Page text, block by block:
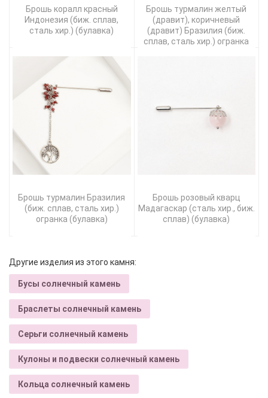
Брошь коралл красный
Индонезия (биж. сплав,
сталь хир.) (булавка)
Брошь турмалин желтый
(дравит), коричневый
(дравит) Бразилия (биж.
сплав, сталь хир.) огранка
Брошь турмалин Бразилия
(биж. сплав, сталь хир.)
огранка (булавка)
Брошь розовый кварц
Мадагаскар (сталь хир., биж.
сплав) (булавка)
Другие изделия из этого камня:
Бусы солнечный камень
Браслеты солнечный камень
Серьги солнечный камень
Кулоны и подвески солнечный камень
Кольца солнечный камень